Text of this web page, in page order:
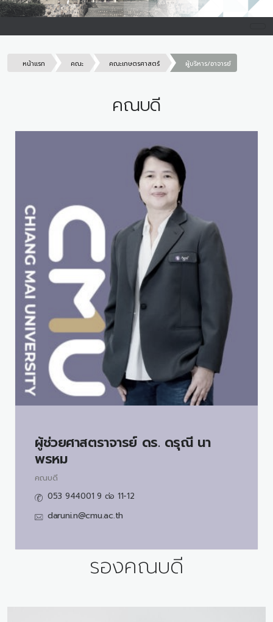
หน้าแรก คณะ คณะเกษตรศาสตร์ ผู้บริหาร/อาจารย์
คณบดี
ผู้ช่วยศาสตราจารย์ ดร. ดรุณี นา
พรหม
คณบดี
053 944001 9 ต่อ 11-12
daruni.n@cmu.ac.th
รองคณบดี